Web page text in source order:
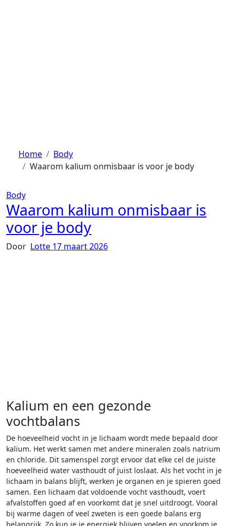
Home
Body
Waarom kalium onmisbaar is voor je body
Body
Waarom kalium onmisbaar is
voor je body
Door Lotte 17 maart 2026
Kalium en een gezonde
vochtbalans
De hoeveelheid vocht in je lichaam wordt mede bepaald door
kalium. Het werkt samen met andere mineralen zoals natrium
en chloride. Dit samenspel zorgt ervoor dat elke cel de juiste
hoeveelheid water vasthoudt of juist loslaat. Als het vocht in je
lichaam in balans blijft, werken je organen en je spieren goed
samen. Een lichaam dat voldoende vocht vasthoudt, voert
afvalstoffen goed af en voorkomt dat je snel uitdroogt. Vooral
bij warme dagen of veel zweten is een goede balans erg
belangrijk. Zo kun je je energiek blijven voelen en voorkom je